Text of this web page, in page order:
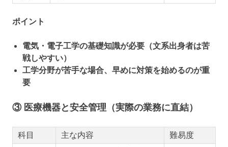
ポイント
電気・電子工学の基礎知識が必要（文系出身者は苦
戦しやすい）
工学分野が苦手な場合、早めに対策を始めるのが重
要
③ 医療機器と安全管理（実際の業務に直結）
科目 主な内容
難易度